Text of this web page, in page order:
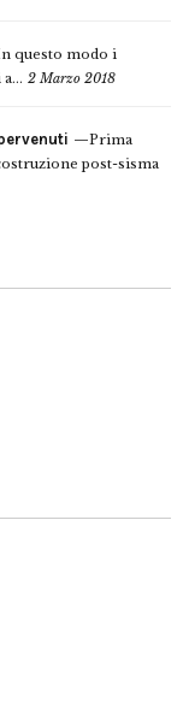
questo modo i
2 Marzo 2018
Prima
post-sisma